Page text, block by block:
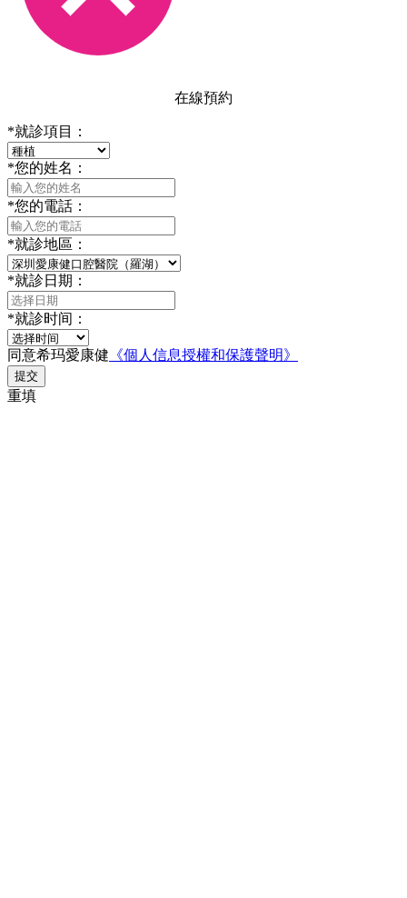
在線預約
*就診項目：
*您的姓名：
*您的電話：
*就診地區：
*就診日期：
*就診时间：
同意希玛愛康健 《個人信息授權和保護聲明》
提交
重填